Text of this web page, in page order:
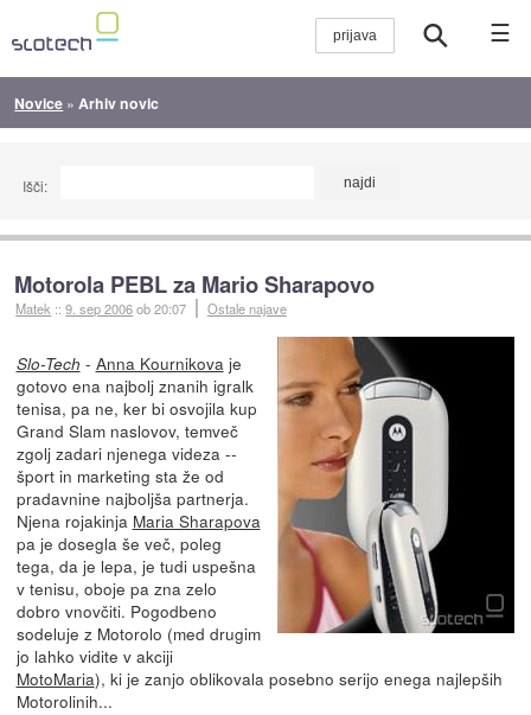
☰
Novice » Arhiv novic
Išči:
Motorola PEBL za Mario Sharapovo
Matek ::9. sep 2006ob 20:07 Ostale najave
Slo-Tech - Anna Kournikovaje
gotovo ena najbolj znanih igralk
tenisa, pa ne, ker bi osvojila kup
Grand Slam naslovov, temveč
zgolj zadari njenega videza --
šport in marketing sta že od
pradavnine najboljša partnerja.
Njena rojakinja Maria Sharapova
pa je dosegla še več, poleg
tega, da je lepa, je tudi uspešna
v tenisu, oboje pa zna zelo
dobro vnovčiti. Pogodbeno
sodeluje z Motorolo (med drugim
jo lahko vidite v akciji
MotoMaria), ki je zanjo oblikovala posebno serijo enega najlepših
Motorolinih...